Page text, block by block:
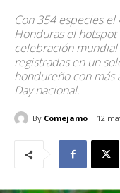
Con 354 especies
Honduras el
celebración
registradas en un
hondureño con más
Day nacional.
By Comejamo 12